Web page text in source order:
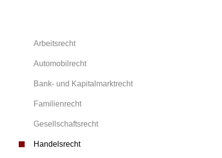
Arbeitsrecht
Automobilrecht
Bank- und Kapitalmarktrecht
Familienrecht
Gesellschaftsrecht
Handelsrecht